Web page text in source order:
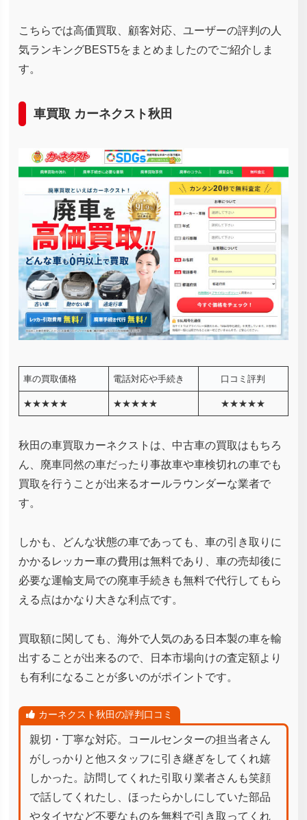
こちらでは高価買取、顧客対応、ユーザーの評判の人
気ランキングBEST5をまとめましたのでご紹介しま
す。
車買取 カーネクスト秋田
車の買取価格 電話対応や手続き 口コミ評判
★★★★★ ★★★★★ ★★★★★
秋田の車買取カーネクストは、中古車の買取はもちろ
ん、廃車同然の車だったり事故車や車検切れの車でも
買取を行うことが出来るオールラウンダーな業者で
す。
しかも、どんな状態の車であっても、車の引き取りに
かかるレッカー車の費用は無料であり、車の売却後に
必要な運輸支局での廃車手続きも無料で代行してもら
える点はかなり大きな利点です。
買取額に関しても、海外で人気のある日本製の車を輸
出することが出来るので、日本市場向けの査定額より
も有利になることが多いのがポイントです。
カーネクスト秋田の評判口コミ
親切・丁寧な対応。コールセンターの担当者さん
がしっかりと他スタッフに引き継ぎをしてくれ嬉
しかった。訪問してくれた引取り業者さんも笑顔
で話してくれたし、ほったらかしにしていた部品
やタイヤなど不要なものを無料で引き取ってくれ